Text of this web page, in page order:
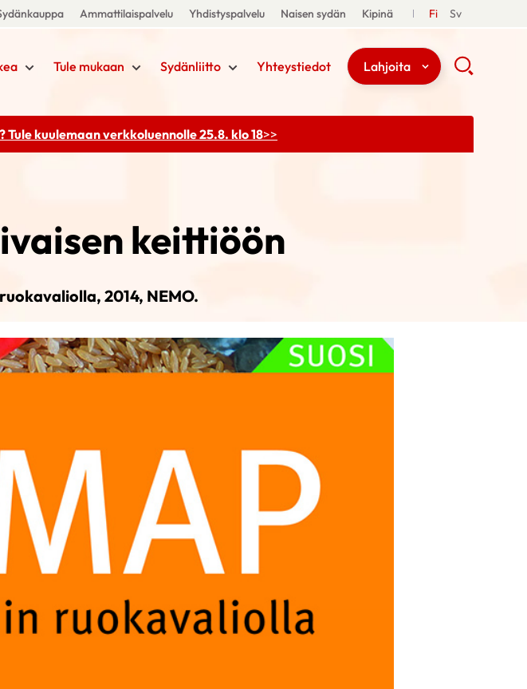
Ammattilaispalvelu Yhdistyspalvelu Naisen sydän Kipinä Fi Sv
Tule mukaan Sydänliitto Yhteystiedot Lahjoita
Tule kuulemaanverkkoluennolle 25.8. klo 18>>
keittiöön
2014, NEMO.